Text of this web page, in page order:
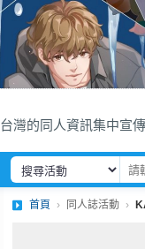
台灣的同人資訊集中宣
首頁 同人誌活動